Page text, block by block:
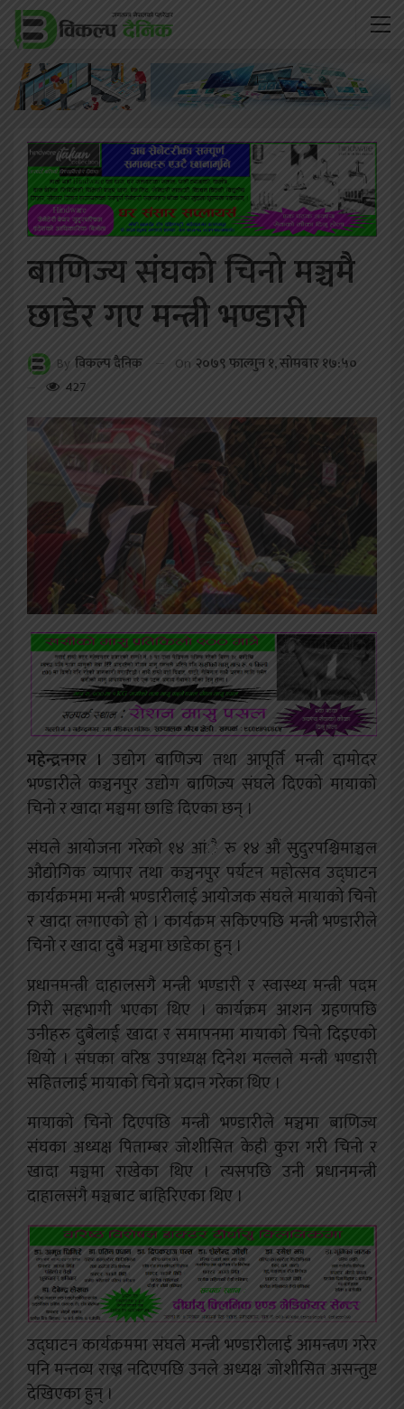
बाणिज्य संघको चिनो मञ्चमै
छाडेर गए मन्त्री भण्डारी
By विकल्प दैनिक On २०७९ फाल्गुन १, सोमबार १७:५०
427
महेन्द्रनगर । उद्योग बाणिज्य तथा आपूर्ति मन्त्री दामोदर
भण्डारीले कञ्चनपुर उद्योग बाणिज्य संघले दिएको मायाको
चिनो र खादा मञ्चमा छाडि दिएका छन् ।
संघले आयोजना गरेको १४ आंै रु १४ औं सुदुरपश्चिमाञ्चल
औद्योगिक व्यापार तथा कञ्चनपुर पर्यटन महोत्सव उद्घाटन
कार्यक्रममा मन्त्री भण्डारीलाई आयोजक संघले मायाको चिनो
र खादा लगाएको हो । कार्यक्रम सकिएपछि मन्त्री भण्डारीले
चिनो र खादा दुबै मञ्चमा छाडेका हुन् ।
प्रधानमन्त्री दाहालसगै मन्त्री भण्डारी र स्वास्थ्य मन्त्री पदम
गिरी सहभागी भएका थिए । कार्यक्रम आशन ग्रहणपछि
उनीहरु दुबैलाई खादा र समापनमा मायाको चिनो दिइएको
थियो । संघका वरिष्ठ उपाध्यक्ष दिनेश मल्लले मन्त्री भण्डारी
सहितलाई मायाको चिनो प्रदान गरेका थिए ।
मायाको चिनो दिएपछि मन्त्री भण्डारीले मञ्चमा बाणिज्य
संघका अध्यक्ष पिताम्बर जोशीसित केही कुरा गरी चिनो र
खादा मञ्चमा राखेका थिए । त्यसपछि उनी प्रधानमन्त्री
दाहालसंगै मञ्चबाट बाहिरिएका थिए ।
उद्घाटन कार्यक्रममा संघले मन्त्री भण्डारीलाई आमन्त्रण गरेर
पनि मन्तव्य राख्न नदिएपछि उनले अध्यक्ष जोशीसित असन्तुष्ट
देखिएका हुन् ।